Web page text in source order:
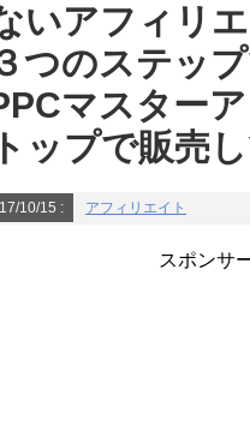
いアフィリ
つのステッ
マスター
ップで販売
10/15 : アフィリエイト
スポンサ